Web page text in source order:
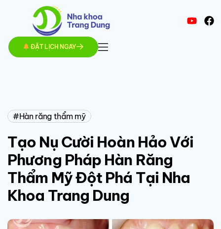
ĐẶT LỊCH NGAY
Hàn răng thẩm mỹ
Tạo Nụ Cười Hoàn Hảo Với
Phương Pháp Hàn Răng
Thẩm Mỹ Đột Phá Tại Nha
Khoa Trang Dung